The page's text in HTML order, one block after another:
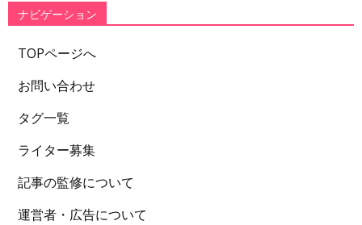
ー
ナビゲーション
TOPページへ
お問い合わせ
タグ一覧
ライター募集
記事の監修について
運営者・広告について